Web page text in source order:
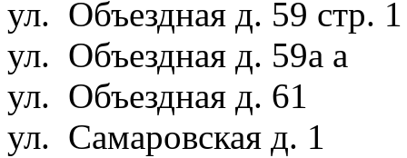
ул. Объездная д. 59 стр.
ул. Объездная д. 59а а
ул. Объездная д. 61
ул. Самаровская д. 1